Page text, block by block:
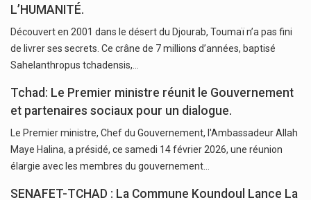
L’HUMANITÉ.
Découvert en 2001 dans le désert du Djourab, Toumaï n’a pas fini
de livrer ses secrets. Ce crâne de 7 millions d’années, baptisé
Sahelanthropus tchadensis,…
Tchad: Le Premier ministre réunit le Gouvernement
et partenaires sociaux pour un dialogue.
Le Premier ministre, Chef du Gouvernement, l'Ambassadeur Allah
Maye Halina, a présidé, ce samedi 14 février 2026, une réunion
élargie avec les membres du gouvernement…
SENAFET-TCHAD : La Commune Koundoul Lance La